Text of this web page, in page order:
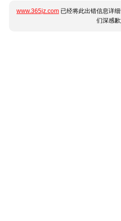
www.365jz.com 已经将此出错信息详
们深感